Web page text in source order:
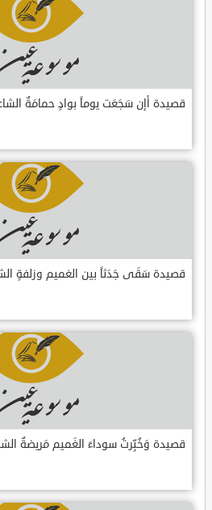
قصيدة أإن سَجَعَت يوماً بوادٍ حمامَةٌ
قصيدة سَقَى جَدَثاً بين الغميم وزلفةٍ
قصيدة وَخُبِّرتُ سوداءَ الغَميم مَريضةٌ